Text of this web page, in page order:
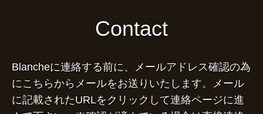
Contact
Blancheに連絡する前に、メールアドレス確認の為
にこちらからメールをお送りいたします。メール
に記載されたURLをクリックして連絡ページに進